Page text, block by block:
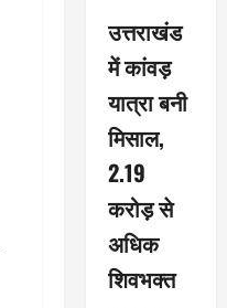
उत्तराखंड
में कांवड़
यात्रा बनी
मिसाल,
2.19
करोड़ से
अधिक
शिवभक्त